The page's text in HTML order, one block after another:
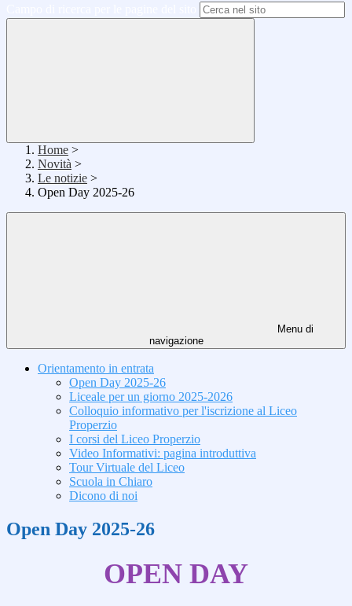
Home >
Novità >
Le notizie >
Open Day 2025-26
Menu di
navigazione
Orientamento in entrata
Open Day 2025-26
Liceale per un giorno 2025-2026
Colloquio informativo per l'iscrizione al Liceo
Properzio
I corsi del Liceo Properzio
Video Informativi: pagina introduttiva
Tour Virtuale del Liceo
Scuola in Chiaro
Dicono di noi
Open Day 2025-26
OPEN DAY